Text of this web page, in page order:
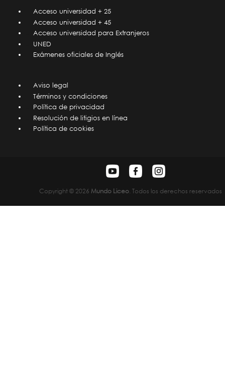
Acceso universidad + 25
Acceso universidad + 45
Acceso universidad para Extranjeros
UNED
Exámenes oficiales de Inglés
Aviso legal
Términos y condiciones
Política de privacidad
Resolución de litigios en línea
Política de cookies
Copyright © 2026 Mundo Liceo . Todos los derechos reservados